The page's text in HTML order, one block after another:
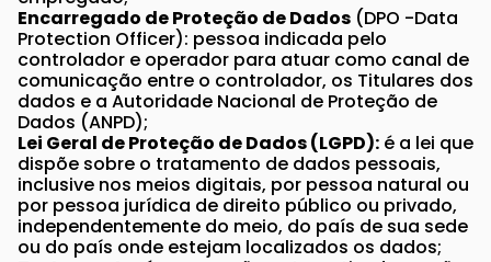
Encarregado de Proteção de Dados (DPO -Data
Protection Officer): pessoa indicada pelo
controlador e operador para atuar como canal de
comunicação entre o controlador, os Titulares dos
dados e a Autoridade Nacional de Proteção de
Dados (ANPD);
Lei Geral de Proteção de Dados (LGPD): é a lei que
dispõe sobre o tratamento de dados pessoais,
inclusive nos meios digitais, por pessoa natural ou
por pessoa jurídica de direito público ou privado,
independentemente do meio, do país de sua sede
ou do país onde estejam localizados os dados;